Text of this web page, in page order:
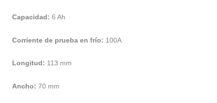
Capacidad: 6 Ah
Corriente de prueba en frío: 100A
Longitud: 113 mm
Ancho: 70 mm